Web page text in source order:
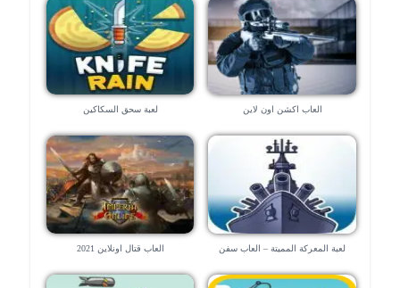
العاب اكشن اون لاين لعبة سحق السكاكين
لعبة المعركة المميتة – العاب سفن العاب قتال اونلاين 2021